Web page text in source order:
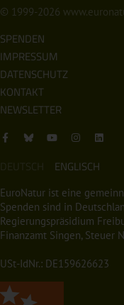
© 1999-2026
SPENDEN
IMPRESSUM
DATENSCHUTZ
KONTAKT
NEWSLETTER
DEUTSCH ENGLISCH
EuroNatur ist eine
Spenden sind in
Regierungspräsidium
Finanzamt Singen, Steuer
USt-IdNr.: DE159626623